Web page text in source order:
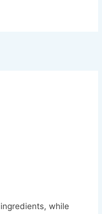
while